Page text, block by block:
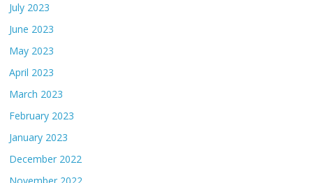
July 2023
June 2023
May 2023
April 2023
March 2023
February 2023
January 2023
December 2022